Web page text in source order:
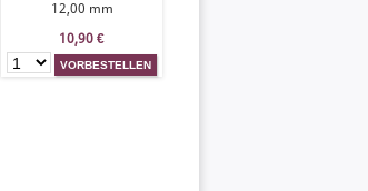
12,00 mm
10,90 €